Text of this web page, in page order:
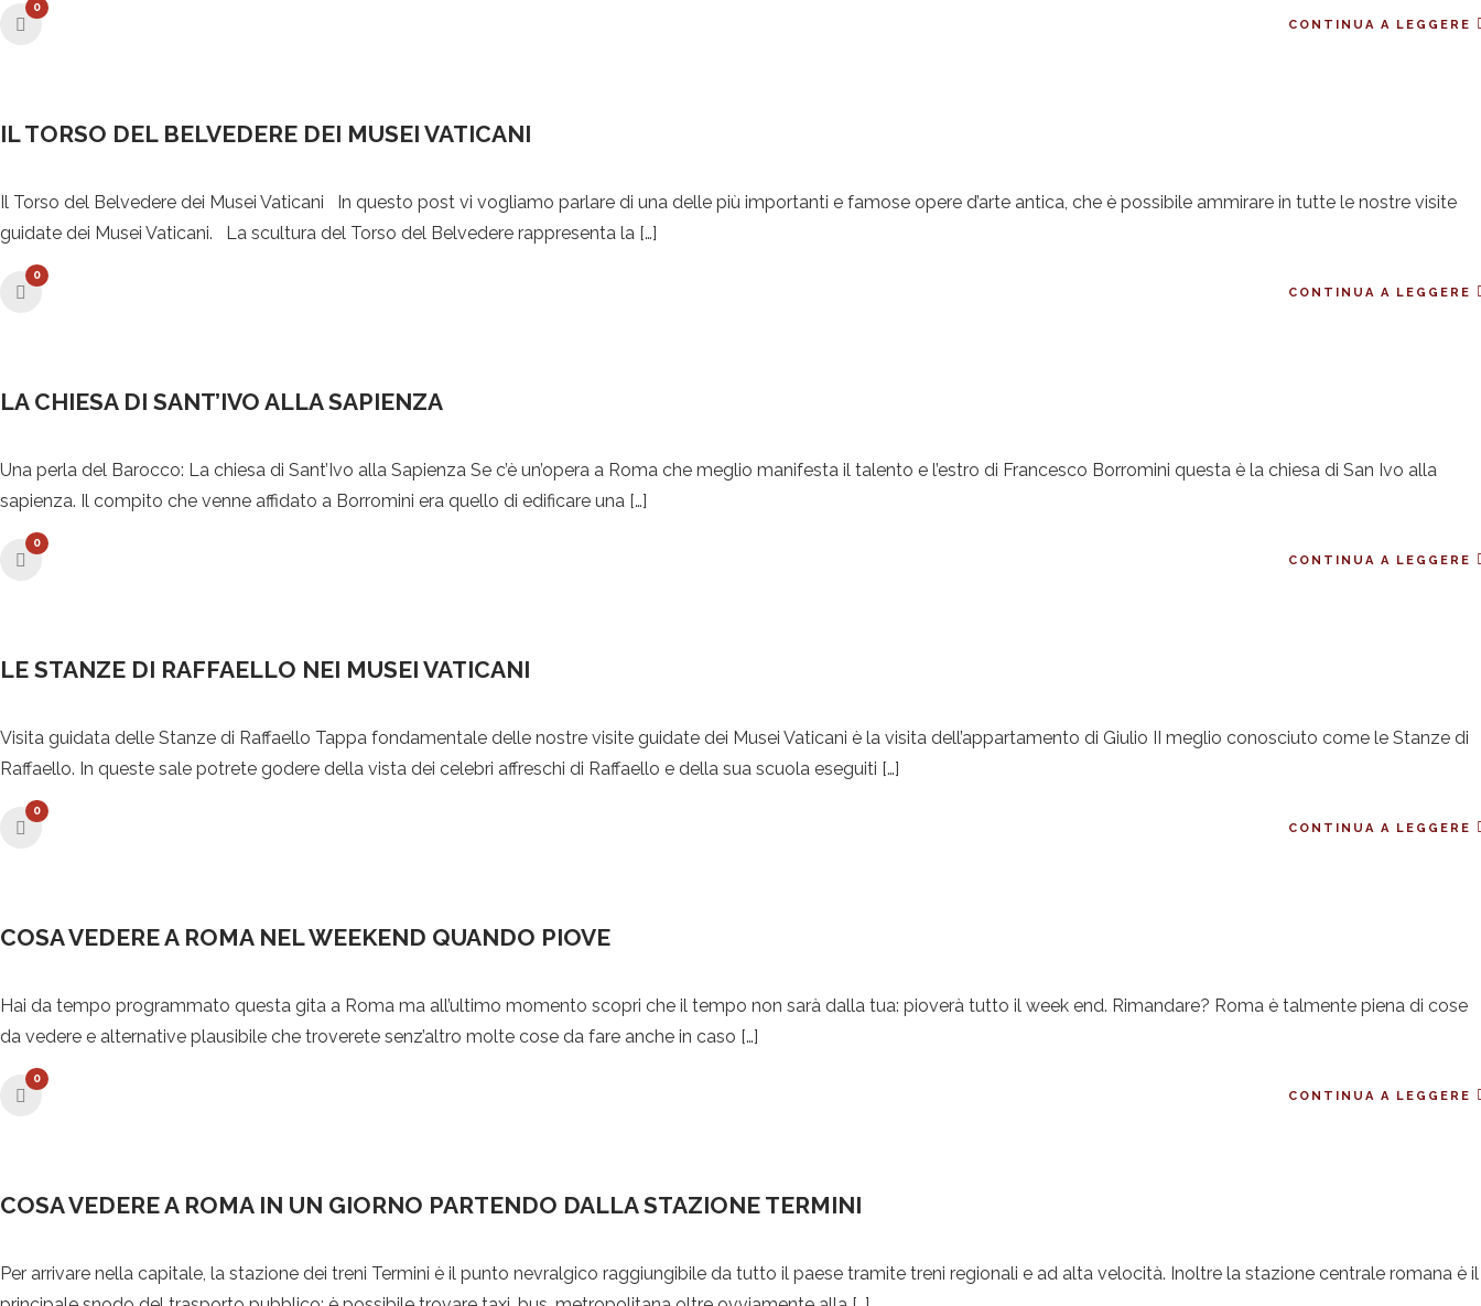
0
CONTINUA A LEGGERE
IL TORSO DEL BELVEDERE DEI MUSEI VATICANI
Il Torso del Belvedere dei Musei Vaticani In questo post vi vogliamo parlare di una delle più importanti e famose opere d’arte antica, che è possibile ammirare in tutte le nostre visite
guidate dei Musei Vaticani. La scultura del Torso del Belvedere rappresenta la […]
0
CONTINUA A LEGGERE
LA CHIESA DI SANT’IVO ALLA SAPIENZA
Una perla del Barocco: La chiesa di Sant’Ivo alla Sapienza Se c’è un’opera a Roma che meglio manifesta il talento e l’estro di Francesco Borromini questa è la chiesa di San Ivo alla
sapienza. Il compito che venne affidato a Borromini era quello di edificare una […]
0
CONTINUA A LEGGERE
LE STANZE DI RAFFAELLO NEI MUSEI VATICANI
Visita guidata delle Stanze di Raffaello Tappa fondamentale delle nostre visite guidate dei Musei Vaticani è la visita dell’appartamento di Giulio II meglio conosciuto come le Stanze di
Raffaello. In queste sale potrete godere della vista dei celebri affreschi di Raffaello e della sua scuola eseguiti […]
0
CONTINUA A LEGGERE
COSA VEDERE A ROMA NEL WEEKEND QUANDO PIOVE
Hai da tempo programmato questa gita a Roma ma all’ultimo momento scopri che il tempo non sarà dalla tua: pioverà tutto il week end. Rimandare? Roma è talmente piena di cose
da vedere e alternative plausibile che troverete senz’altro molte cose da fare anche in caso […]
0
CONTINUA A LEGGERE
COSA VEDERE A ROMA IN UN GIORNO PARTENDO DALLA STAZIONE TERMINI
Per arrivare nella capitale, la stazione dei treni Termini è il punto nevralgico raggiungibile da tutto il paese tramite treni regionali e ad alta velocità. Inoltre la stazione centrale romana è il